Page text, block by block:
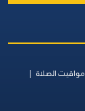
مواقيت الصلاة